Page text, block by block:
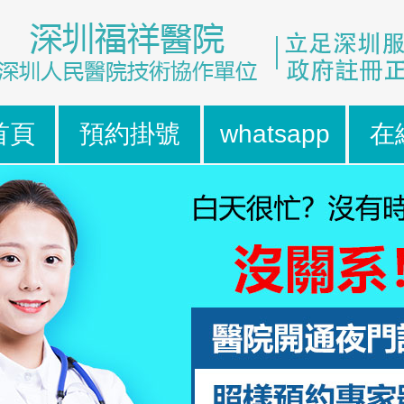
頁 預約掛號 whatsapp 在